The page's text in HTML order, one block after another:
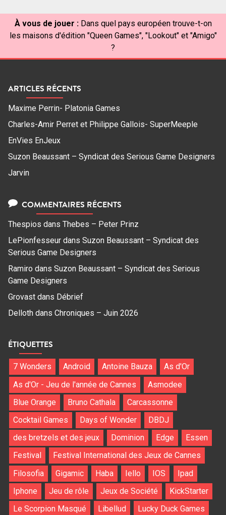
À vous de jouer : Dans quel pays européen trouve-t-on
les maisons d'édition "Queen Games", "Lookout" et "Amigo"
?
ARTICLES RÉCENTS
Maxime Perrin- Platonia Games
Charles-Amir Perret et Philippe Gallois- SuperMeeple
EnVies EnJeux
Suzon Beaussant – Syndicat des Serious Game Designers
Jarvin
COMMENTAIRES RÉCENTS
Thespios dans Thebes – Peter Prinz
LePionfesseur dans Suzon Beaussant – Syndicat des
Serious Game Designers
Ramiro dans Suzon Beaussant – Syndicat des Serious
Game Designers
Grovast dans Débrief
Delloth dans Chroniques – Juin 2026
ÉTIQUETTES
7 Wonders Android Antoine Bauza
As d'Or
As d'Or - Jeu de l'année de Cannes
Asmodee
Blue Orange
Bruno Cathala
Carcassonne
Cocktail Games
Days of Wonder
DBDJ
des bretzels et des jeux
Dominion Edge
Essen
Festival
Festival International des Jeux de Cannes
Filosofia
Gigamic Haba Iello IOS
Ipad
Iphone
Jeu de rôle Jeux de Société
KickStarter
Le Scorpion Masqué
Libellud Lucky Duck Games